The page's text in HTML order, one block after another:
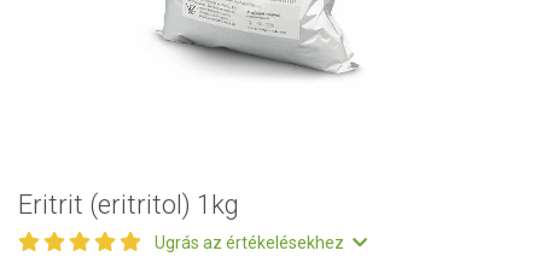
Eritrit (eritritol) 1kg
Ugrás az értékelésekhez